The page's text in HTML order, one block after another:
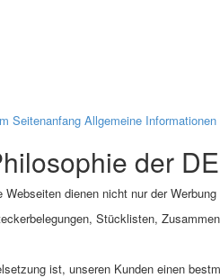
Seitenanfang Allgemeine
der
Webseiten dienen nicht nur der
Stücklisten,
ist, unseren Kunden einen